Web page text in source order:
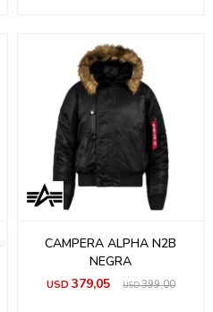
CAMPERA ALPHA N2B
NEGRA
USD 379,05 USD399,00